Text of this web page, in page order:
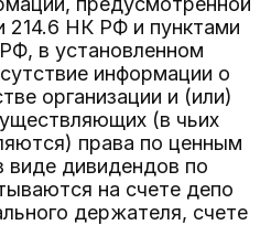
214.6 НК РФ и пунктами
в установленном
информации о
организации и (или)
(в чьих
права по ценным
виде дивидендов по
на счете депо
держателя, счете